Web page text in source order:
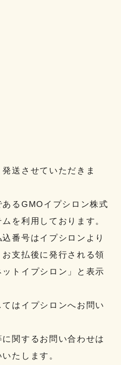
送させていただきま
るGMOイプシロン株式
を利用しております。
番号はイプシロンより
支払後に発行される領
トイプシロン」と表示
はイプシロンへお問い
関するお問い合わせは
たします。